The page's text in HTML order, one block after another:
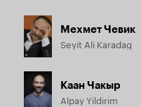
Мехмет Чевик
Seyit Ali Karadag
Каан Чакыр
Alpay Yildirim